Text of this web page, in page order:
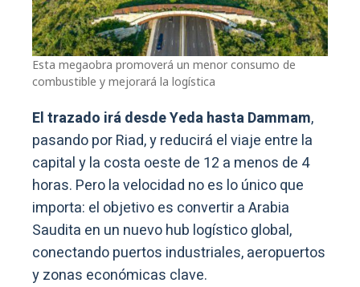
Esta megaobra promoverá un menor consumo de
combustible y mejorará la logística
El trazado irá desde Yeda hasta Dammam,
pasando por Riad, y reducirá el viaje entre la
capital y la costa oeste de 12 a menos de 4
horas. Pero la velocidad no es lo único que
importa: el objetivo es convertir a Arabia
Saudita en un nuevo hub logístico global,
conectando puertos industriales, aeropuertos
y zonas económicas clave.